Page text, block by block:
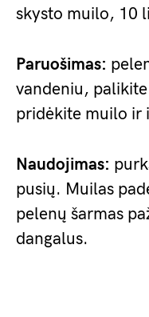
skysto muilo, 10
Paruošimas:
vandeniu,
pridėkite muilo ir
Naudojimas:
pusių. Muilas
pelenų šarmas
dangalus.